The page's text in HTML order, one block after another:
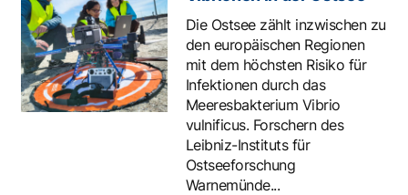
Die Ostsee zählt inzwischen zu
den europäischen Regionen
mit dem höchsten Risiko für
Infektionen durch das
Meeresbakterium Vibrio
vulnificus. Forschern des
Leibniz-Instituts für
Ostseeforschung
Warnemünde...